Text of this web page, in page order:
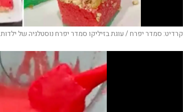
קרדיט: סמדר יפרח / עוגת בזיליקו סמדר יפרח נוסטלגיה של ילדות